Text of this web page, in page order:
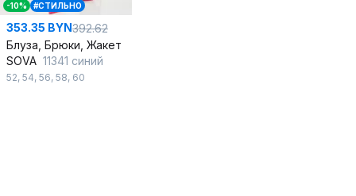
-10% #СТИЛЬНО
353.35 BYN392.62
Блуза, Брюки, Жакет
SOVA 11341 синий
52, 54, 56, 58, 60